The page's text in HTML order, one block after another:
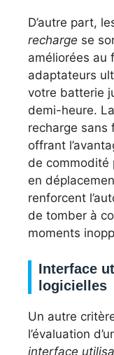
D’autre part,
recharge se
améliorées au
adaptateurs
votre batterie
demi-heure.
recharge sans
offrant
de commodité
en
renforcent
de tomber à
moments
Interface
logicielles
Un autre
l’évaluation
interface